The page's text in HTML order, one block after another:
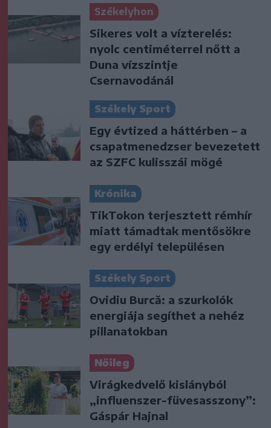
Székelyhon
Sikeres volt a vízterelés:
nyolc centiméterrel nőtt a
Duna vízszintje
Csernavodánál
Székely Sport
Egy évtized a háttérben – a
csapatmenedzser bevezetett
az SZFC kulisszái mögé
Krónika
TikTokon terjesztett rémhír
miatt támadtak mentősökre
egy erdélyi településen
Székely Sport
Ovidiu Burcă: a szurkolók
energiája segíthet a nehéz
pillanatokban
Nőileg
Virágkedvelő kislányból
„influenszer-füvesasszony”:
Gáspár Hajnal